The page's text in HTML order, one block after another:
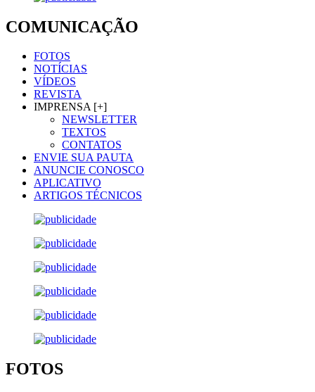
COMUNICAÇÃO
FOTOS
NOTÍCIAS
VÍDEOS
REVISTA
IMPRENSA [+]
NEWSLETTER
TEXTOS
CONTATOS
ENVIE SUA PAUTA
ANUNCIE CONOSCO
APLICATIVO
ARTIGOS TÉCNICOS
FOTOS